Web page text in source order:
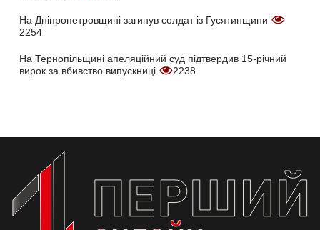
На Дніпропетровщині загинув солдат із Гусятинщини
2254
На Тернопільщині апеляційний суд підтвердив 15-річний
вирок за вбивство випускниці
2238